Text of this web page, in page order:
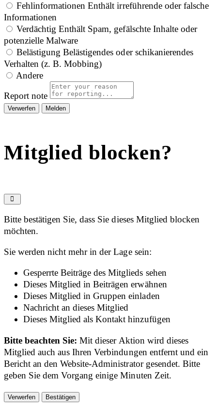
Fehlinformationen Enthält irreführende oder falsche
Informationen
Verdächtig Enthält Spam, gefälschte Inhalte oder
potenzielle Malware
Belästigung Belästigendes oder schikanierendes
Verhalten (z. B. Mobbing)
Andere
Report note
Melden
Mitglied blocken?
Bitte bestätigen Sie, dass Sie dieses Mitglied blocken
möchten.
Sie werden nicht mehr in der Lage sein:
Gesperrte Beiträge des Mitglieds sehen
Dieses Mitglied in Beiträgen erwähnen
Dieses Mitglied in Gruppen einladen
Nachricht an dieses Mitglied
Dieses Mitglied als Kontakt hinzufügen
Bitte beachten Sie:Mit dieser Aktion wird dieses
Mitglied auch aus Ihren Verbindungen entfernt und ein
Bericht an den Website-Administrator gesendet. Bitte
geben Sie dem Vorgang einige Minuten Zeit.
Bestätigen